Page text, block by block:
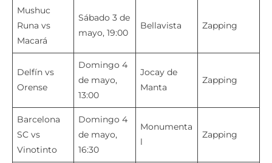
Mushuc
Runa vs
Macará
Sábado 3 de
mayo, 19:00
Bellavista Zapping
Delfín vs
Orense
Domingo 4
de mayo,
13:00
Jocay de
Manta
Zapping
Barcelona
SC vs
Vinotinto
Domingo 4
de mayo,
16:30
Monumenta
l
Zapping